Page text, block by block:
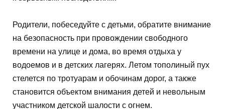
Родители, побеседуйте с детьми, обратите внимание
на безопасность при провождении свободного
времени на улице и дома, во время отдыха у
водоемов и в детских лагерях. Летом тополиный пух
стелется по тротуарам и обочинам дорог, а также
становится объектом внимания детей и невольным
участником детской шалости с огнем.